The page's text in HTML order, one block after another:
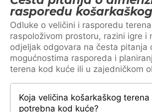
rasporedu
Odluke o veličini i rasporedu
raspoloživom prostoru, razini igre i
odjeljak odgovara na česta pitanja
mogućnostima rasporeda i
terena kod kuće ili u zajedničkom
Koja veličina košarkaškog terena
potrebna kod kuće?